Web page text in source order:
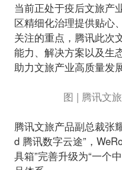
当前正处于疫后文旅产
区精细化治理提供贴心
关注的重点，腾讯此次
能力、解决方案以及生
图 | 腾讯文
腾讯文旅产品副总裁张
d 腾讯数字云途”，
具箱”完善升级为“一个